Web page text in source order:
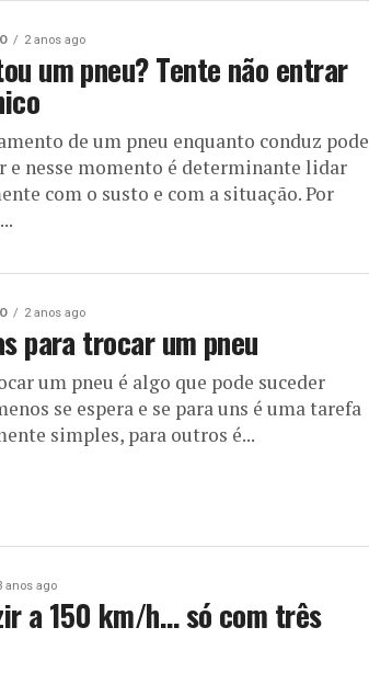
2 anos ago
um pneu? Tente não entrar
de um pneu enquanto conduz pode
e nesse momento é determinante lidar
com o susto e com a situação. Por
2 anos ago
para trocar um pneu
um pneu é algo que pode suceder
se espera e se para uns é uma tarefa
simples, para outros é...
anos ago
a 150 km/h… só com três